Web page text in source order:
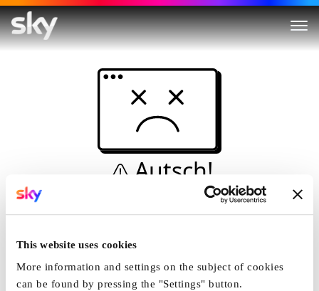
This website uses cookies
More information and settings on the subject of cookies
can be found by pressing the "Settings" button.
Autsch!
Diese Seite kann nicht